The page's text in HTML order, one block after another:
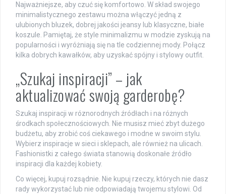
Najważniejsze, aby czuć się komfortowo. W skład swojego
minimalistycznego zestawu można włączyć jedną z
ulubionych bluzek, dobrej jakości jeansy lub klasyczne, białe
koszule. Pamiętaj, że style minimalizmu w modzie zyskują na
popularności i wyróżniają się na tle codziennej mody. Połącz
kilka dobrych kawałków, aby uzyskać spójny i stylowy outfit.
„Szukaj inspiracji” – jak
aktualizować swoją garderobę?
Szukaj inspiracji w róznorodnych źródłach i na różnych
środkach społecznościowych. Nie musisz mieć zbyt dużego
budżetu, aby zrobić coś ciekawego i modne w swoim stylu.
Wybierz inspiracje w sieci i sklepach, ale również na ulicach.
Fashionistki z całego świata stanowią doskonałe źródło
inspiracji dla każdej kobiety.
Co więcej, kupuj rozsądnie. Nie kupuj rzeczy, których nie dasz
rady wykorzystać lub nie odpowiadają twojemu stylowi. Od